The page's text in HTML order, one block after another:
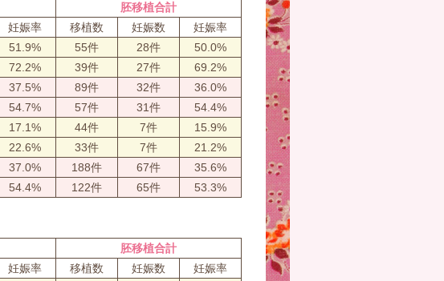
胚移植合計
妊娠率 移植数 妊娠数 妊娠率
51.9% 55件 28件
50.0%
72.2% 39件 27件 69.2%
37.5% 89件 32件
36.0%
54.7% 57件 31件 54.4%
17.1% 44件 7件
15.9%
22.6% 33件 7件 21.2%
37.0% 188件 67件
35.6%
54.4% 122件 65件 53.3%
胚移植合計
妊娠率 移植数 妊娠数 妊娠率